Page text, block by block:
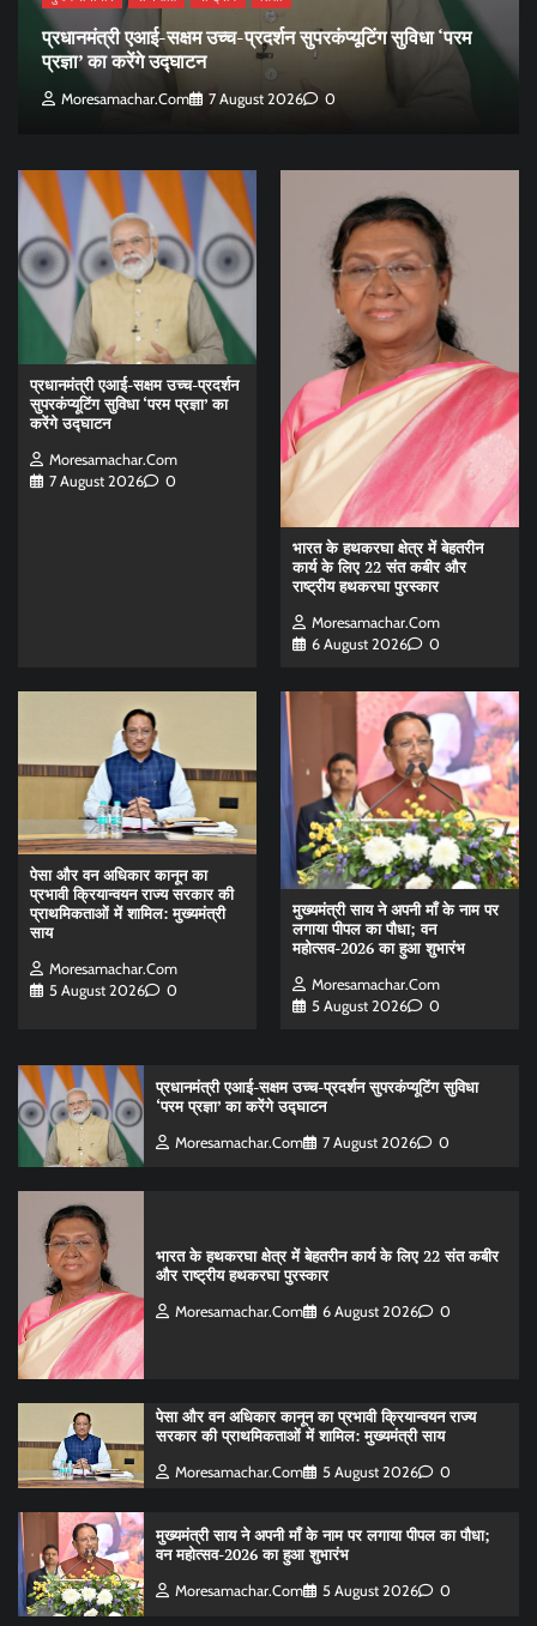
प्रधानमंत्री एआई-सक्षम उच्च-प्रदर्शन सुपरकंप्यूटिंग सुविधा ‘परम
प्रज्ञा’ का करेंगे उद्घाटन
Moresamachar.com 7 August 2026 0
प्रधानमंत्री एआई-सक्षम उच्च-प्रदर्शन
सुपरकंप्यूटिंग सुविधा ‘परम प्रज्ञा’ का
करेंगे उद्घाटन
Moresamachar.com
7 August 2026
0
भारत के हथकरघा क्षेत्र में बेहतरीन
कार्य के लिए 22 संत कबीर और
राष्ट्रीय हथकरघा पुरस्कार
Moresamachar.com
6 August 2026
0
पेसा और वन अधिकार कानून का
प्रभावी क्रियान्वयन राज्य सरकार की
प्राथमिकताओं में शामिल: मुख्यमंत्री
साय
Moresamachar.com
5 August 2026
0
मुख्यमंत्री साय ने अपनी माँ के नाम पर
लगाया पीपल का पौधा; वन
महोत्सव-2026 का हुआ शुभारंभ
Moresamachar.com
5 August 2026
0
प्रधानमंत्री एआई-सक्षम उच्च-प्रदर्शन सुपरकंप्यूटिंग सुविधा
‘परम प्रज्ञा’ का करेंगे उद्घाटन
Moresamachar.com 7 August 2026 0
भारत के हथकरघा क्षेत्र में बेहतरीन कार्य के लिए 22 संत कबीर
और राष्ट्रीय हथकरघा पुरस्कार
Moresamachar.com 6 August 2026 0
पेसा और वन अधिकार कानून का प्रभावी क्रियान्वयन राज्य
सरकार की प्राथमिकताओं में शामिल: मुख्यमंत्री साय
Moresamachar.com 5 August 2026 0
मुख्यमंत्री साय ने अपनी माँ के नाम पर लगाया पीपल का पौधा;
वन महोत्सव-2026 का हुआ शुभारंभ
Moresamachar.com 5 August 2026 0